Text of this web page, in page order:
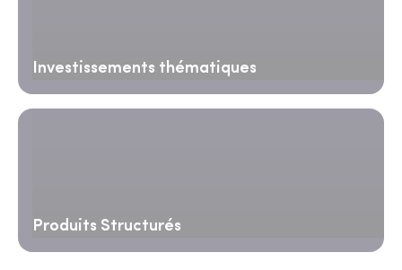
Investissements thématiques
Produits Structurés